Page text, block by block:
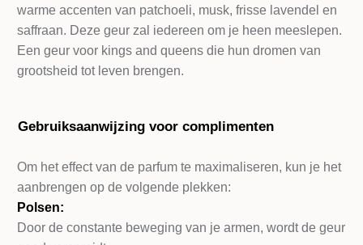
warme accenten van patchoeli, musk, frisse lavendel en
saffraan. Deze geur zal iedereen om je heen meeslepen.
Een geur voor kings and queens die hun dromen van
grootsheid tot leven brengen.
Gebruiksaanwijzing voor complimenten
Om het effect van de parfum te maximaliseren, kun je het
aanbrengen op de volgende plekken:
Polsen:
Door de constante beweging van je armen, wordt de geur